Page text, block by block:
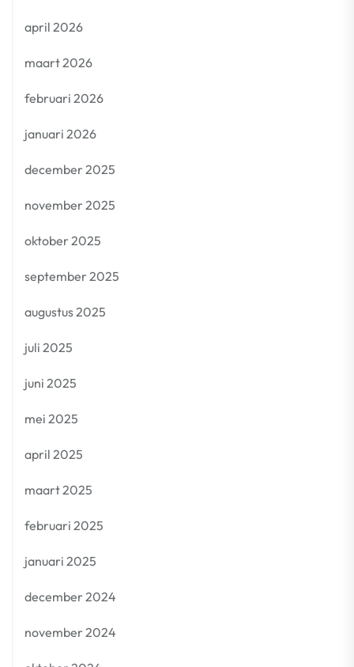
april 2026
maart 2026
februari 2026
januari 2026
december 2025
november 2025
oktober 2025
september 2025
augustus 2025
juli 2025
juni 2025
mei 2025
april 2025
maart 2025
februari 2025
januari 2025
december 2024
november 2024